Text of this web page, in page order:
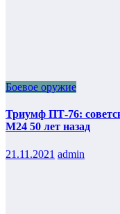
Боевое оружие
Триумф ПТ-76:
М24 50 лет назад
21.11.2021 admin